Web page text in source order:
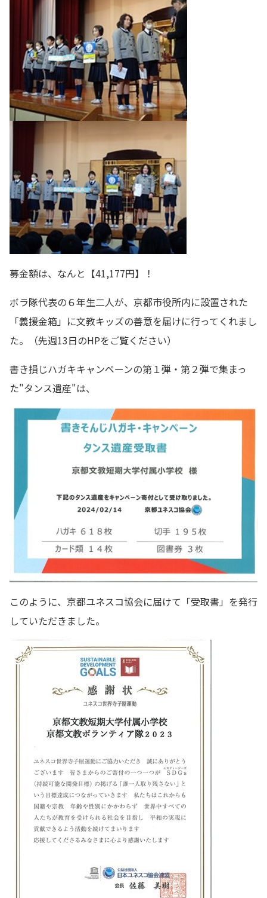
募金額は、なんと【41,177円】！
ボラ隊代表の６年生二人が、京都市役所内に設置された
「義援金箱」に文教キッズの善意を届けに行ってくれまし
た。（先週13日のHPをご覧ください）
書き損じハガキキャンペーンの第１弾・第２弾で集まっ
た"タンス遺産"は、
このように、京都ユネスコ協会に届けて「受取書」を発行
していただきました。